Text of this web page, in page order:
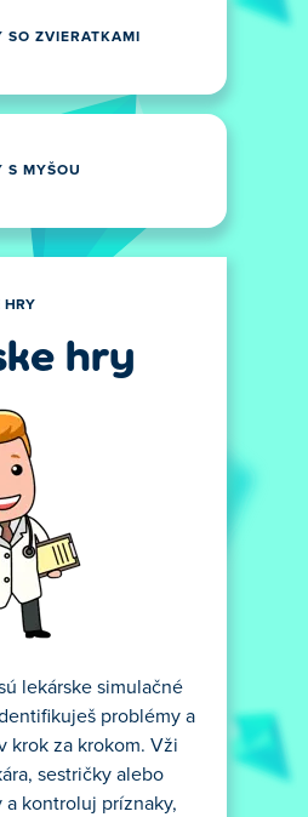
SO ZVIERATKAMI
S MYŠOU
HRY
hry
lekárske simulačné
problémy a
krok za krokom. Vži
sestričky alebo
kontroluj príznaky,